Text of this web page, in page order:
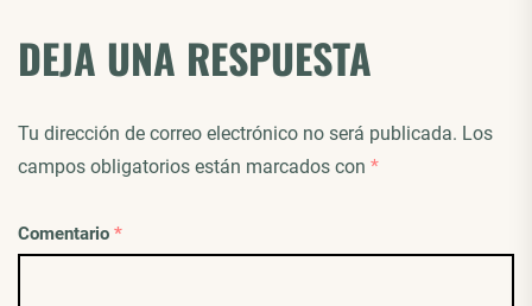
DEJA UNA RESPUESTA
Tu dirección de correo electrónico no será publicada. Los
campos obligatorios están marcados con *
Comentario *